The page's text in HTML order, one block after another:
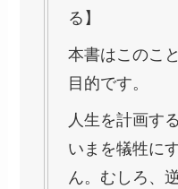
る】
本書はこのこ
目的です。
人生を計画す
いまを犠牲に
ん。むしろ、